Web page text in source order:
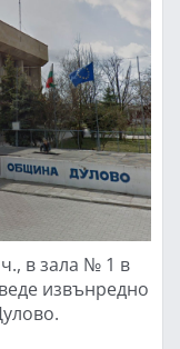
в зала № 1 в
извънредно